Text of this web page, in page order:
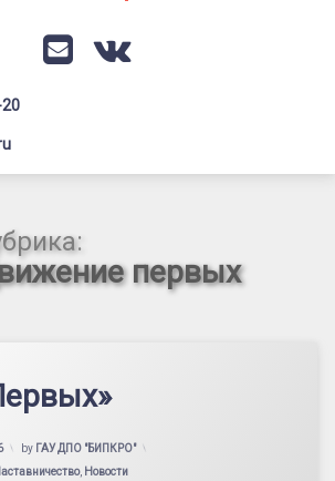
дистанционных преступлений
E-mailVK
→ второстепенный
первых
by ГАУ ДПО "БИПКРО"
, Новости